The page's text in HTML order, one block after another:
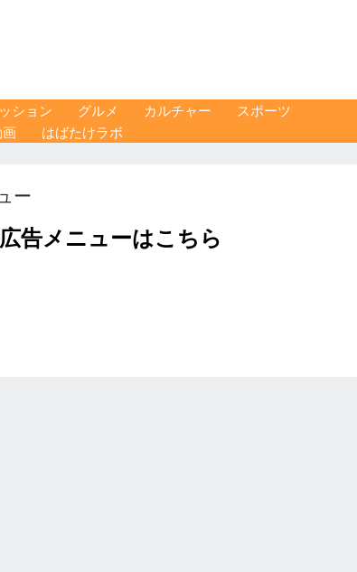
ション グルメ カルチャー
スポーツ
画 はばたけラボ
ー
告メニューはこちら